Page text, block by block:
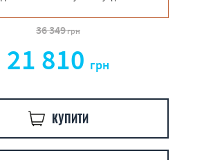
36 349грн
21 810 грн
КУПИТИ